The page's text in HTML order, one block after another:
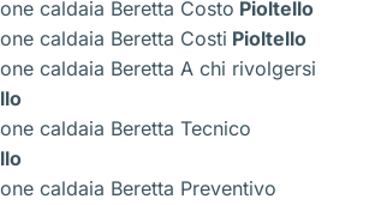
caldaia Beretta Costo Pioltello
caldaia Beretta Costi Pioltello
caldaia Beretta A chi rivolgersi
caldaia Beretta Tecnico
caldaia Beretta Preventivo